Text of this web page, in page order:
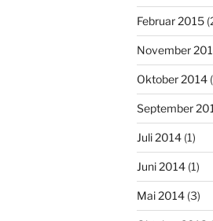
Februar 2015
November
Oktober 2014
September
Juli 2014(1)
Juni 2014(1)
Mai 2014(3)